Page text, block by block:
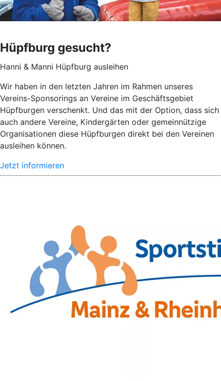
Hüpfburg gesucht?
Hanni & Manni Hüpfburg ausleihen
Wir haben in den letzten Jahren im Rahmen unseres
Vereins-Sponsorings an Vereine im Geschäftsgebiet
Hüpfburgen verschenkt. Und das mit der Option, dass sich
auch andere Vereine, Kindergärten oder gemeinnützige
Organisationen diese Hüpfburgen direkt bei den Vereinen
ausleihen können.
Jetzt informieren